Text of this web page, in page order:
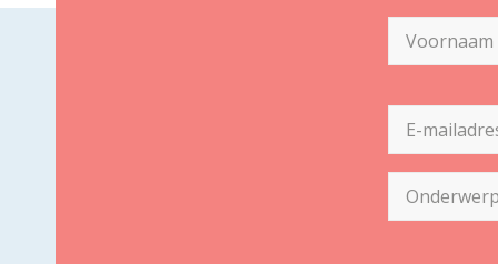
Naam
(Vereist)
(Vereist)
Onderwerp